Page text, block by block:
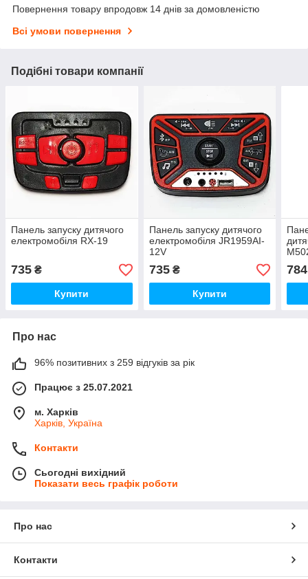
Повернення товару впродовж 14 днів за домовленістю
Всі умови повернення
Подібні товари компанії
Панель запуску дитячого
електромобіля RX-19
735 ₴
Купити
Панель запуску дитячого
електромобіля JR1959AI-
12V
735₴
Купити
784
Про нас
96% позитивних з 259 відгуків за рік
Працює з 25.07.2021
м. Харків
Харків, Україна
Контакти
Сьогодні вихідний
Показати весь графік роботи
Про нас
Контакти